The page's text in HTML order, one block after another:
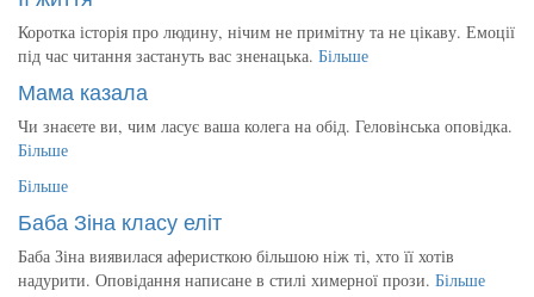
Коротка історія про людину, нічим не примітну та не цікаву. Емоції
під час читання застануть вас зненацька. Більше
Мама казала
Чи знаєете ви, чим ласує ваша колега на обід. Геловінська оповідка.
Більше
Більше
Баба Зіна класу еліт
Баба Зіна виявилася аферисткою більшою ніж ті, хто її хотів
надурити. Оповідання написане в стилі химерної прози. Більше